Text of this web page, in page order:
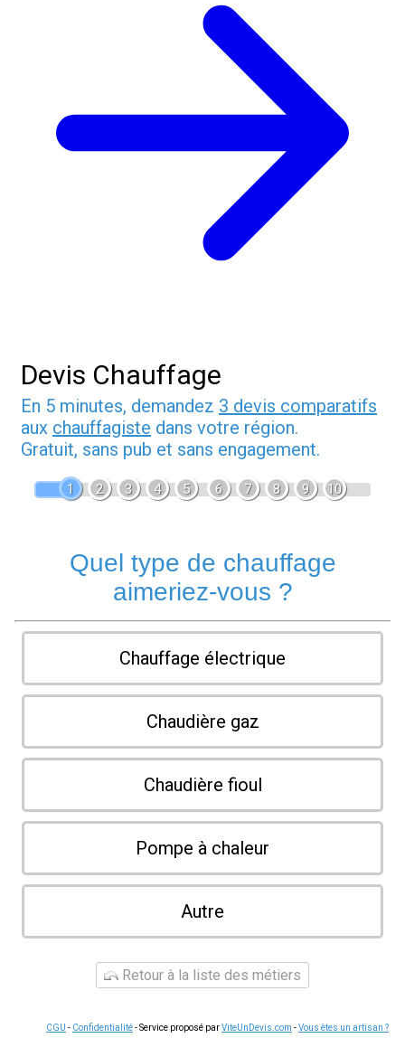
Devis Chauffage
En 5 minutes, demandez 3 devis comparatifs
aux chauffagiste dans votre région.
Gratuit, sans pub et sans engagement.
1 2 3 4 5 6 7 8 9 10
Quel type de chauffage
aimeriez-vous ?
Chauffage électrique
Chaudière gaz
Chaudière fioul
Pompe à chaleur
Autre
Retour à la liste des métiers
CGU - Confidentialité- Service proposé parViteUnDevis.com -Vous êtes un artisan ?